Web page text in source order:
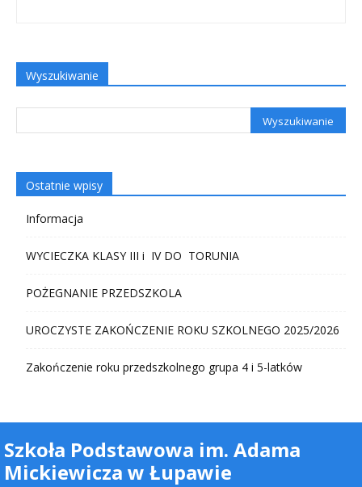
Wyszukiwanie
Ostatnie wpisy
Informacja
WYCIECZKA KLASY III i IV DO TORUNIA
POŻEGNANIE PRZEDSZKOLA
UROCZYSTE ZAKOŃCZENIE ROKU SZKOLNEGO 2025/2026
Zakończenie roku przedszkolnego grupa 4 i 5-latków
Szkoła Podstawowa im. Adama
Mickiewicza w Łupawie